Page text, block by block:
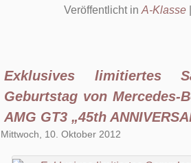
Veröffentlicht in A-Klasse
Exklusives limitiertes
Geburtstag von Mercedes-
AMG GT3 „45th
Mittwoch, 10. Oktober 2012